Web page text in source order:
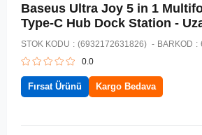
Baseus Ultra Joy 5 in 1
Type-C Hub Dock Station -
STOK KODU (6932172631826) BARKOD :
0.0
Fırsat Ürünü Kargo Bedava